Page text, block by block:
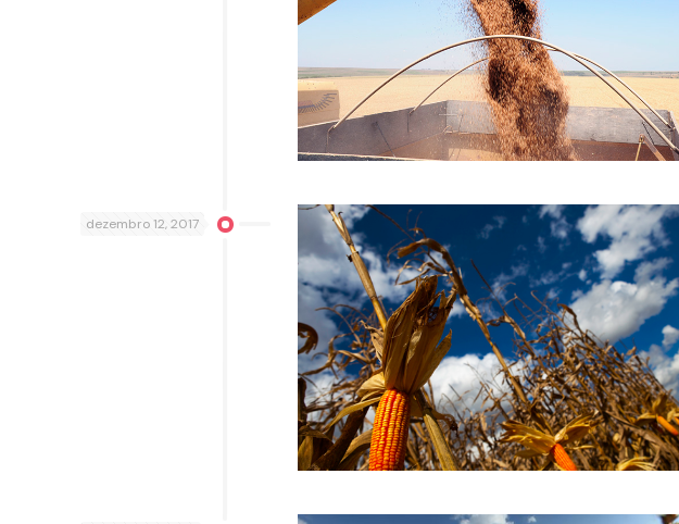
dezembro 12, 2017